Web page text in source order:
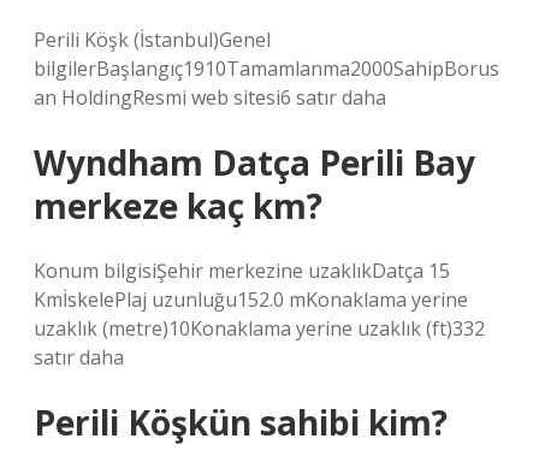
Perili Köşk (İstanbul)Genel
bilgilerBaşlangıç1910Tamamlanma2000SahipBorus
an HoldingResmi web sitesi6 satır daha
Wyndham Datça Perili Bay
merkeze kaç km?
Konum bilgisiŞehir merkezine uzaklıkDatça 15
KmİskelePlaj uzunluğu152.0 mKonaklama yerine
uzaklık (metre)10Konaklama yerine uzaklık (ft)332
satır daha
Perili Köşkün sahibi kim?